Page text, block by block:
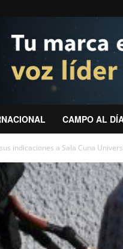
CAMPO AL
indicaciones a Sala Cuna